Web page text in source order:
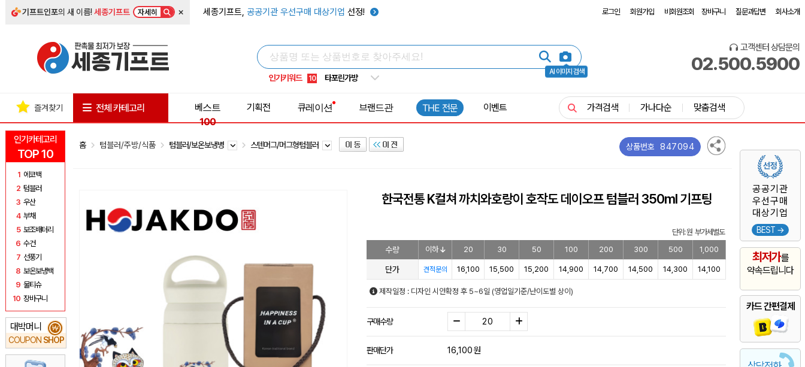
기프트인포의 새 이름!세종기프트 자세히 × 세종기프트, 공공기관 우선구매 대상기업 선정! 로그인 회원가입 비회원조회 장바구니 질문과답변 회사소개
AI 이미지 검색
인기키워드
6 우산
9 넥쿨러
10 타포린가방
고객센터 상담문의
02.500.5900
인기카테고리
TOP 10
1 에코백
2 텀블러
3 우산
4 부채
5 보조배터리
6 수건
7 선풍기
8 보온보냉백
9 물티슈
10 장바구니
대박머니
COUPON SHOP
₩
공공기관
우선구매
대상기업
BEST →
최저가를
약속드립니다
카드 간편결제
즐겨찾기 전체 카테고리
베스트
100
기획전 큐레이션 브랜드관 THE 전문 이벤트 가격검색 가나다순 맞춤검색
홈 텀블러/주방/식품 텀블러/보온보냉병 스텐머그/머그형텀블러 상품번호 847094
한국전통 K컬쳐 까치와호랑이 호작도 데이오프 텀블러 350ml 기프팅
단위: 원 부가세별도
수량 이하 20 30 50 100 200 300 500 1,000
단가 견적문의 16,100 15,500 15,200 14,900 14,700 14,500 14,300 14,100
제작일정 : 디자인 시안확정 후 5~6일 (영업일기준/난이도별 상이)
구매수량
판매단가 16,100원